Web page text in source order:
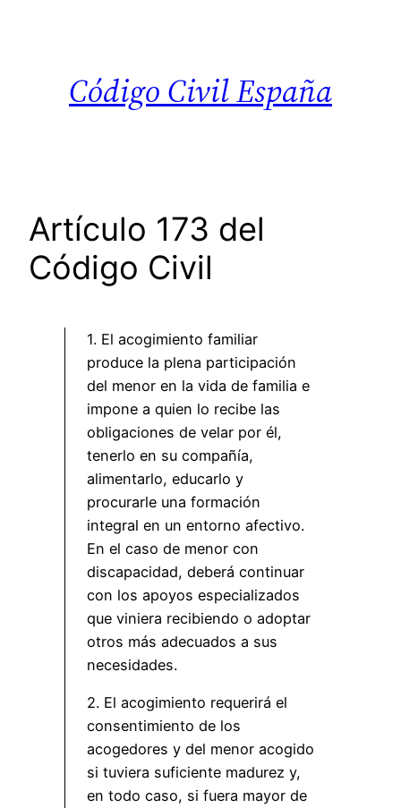
Código Civil España
Artículo 173 del
Código Civil
1. El acogimiento familiar
produce la plena participación
del menor en la vida de familia e
impone a quien lo recibe las
obligaciones de velar por él,
tenerlo en su compañía,
alimentarlo, educarlo y
procurarle una formación
integral en un entorno afectivo.
En el caso de menor con
discapacidad, deberá continuar
con los apoyos especializados
que viniera recibiendo o adoptar
otros más adecuados a sus
necesidades.
2. El acogimiento requerirá el
consentimiento de los
acogedores y del menor acogido
si tuviera suficiente madurez y,
en todo caso, si fuera mayor de